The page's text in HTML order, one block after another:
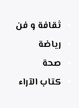
ثقافة و فن
رياضة
صحة
كتاب الآراء